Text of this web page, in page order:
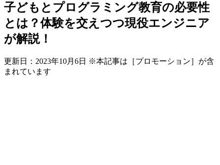
子どもとプログラミング教育の必要性
とは？体験を交えつつ現役エンジニア
が解説！
更新日： 2023年10月6日 ※本記事は［プロモーション］が含
まれています